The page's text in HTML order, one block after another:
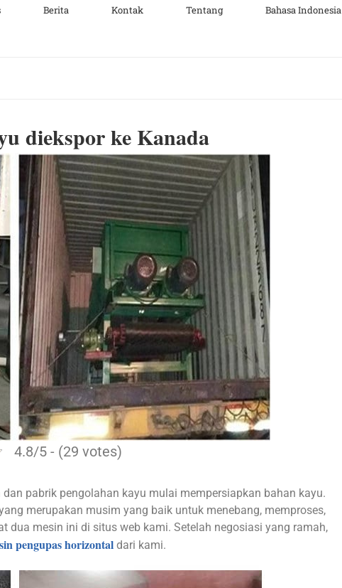
Berita Kontak Tentang Bahasa Indonesia
diekspor ke Kanada
4.8/5 - (29 votes)
pabrik pengolahan kayu mulai mempersiapkan bahan kayu.
merupakan musim yang baik untuk menebang, memproses,
dua mesin ini di situs web kami. Setelah negosiasi yang ramah,
pengupas horizontal dari kami.